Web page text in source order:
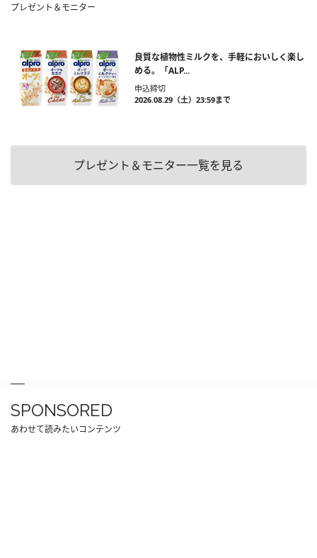
プレゼント＆モニター
良質な植物性ミルクを、手軽においしく楽し
める。「ALP...
申込締切
2026.08.29（土）23:59まで
プレゼント＆モニター一覧を見る
SPONSORED
あわせて読みたいコンテンツ